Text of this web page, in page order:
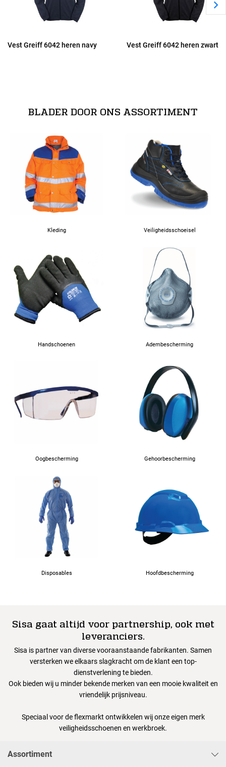
Vest Greiff 6042 heren navy Vest Greiff 6042 heren zwart
BLADER DOOR ONS ASSORTIMENT
Kleding Veiligheidsschoeisel
Handschoenen Adembescherming
Oogbescherming Gehoorbescherming
Disposables Hoofdbescherming
Sisa gaat altijd voor partnership, ook met
leveranciers.
Sisa is partner van diverse vooraanstaande fabrikanten. Samen
versterken we elkaars slagkracht om de klant een top-
dienstverlening te bieden.
Ook bieden wij u minder bekende merken van een mooie kwaliteit en
vriendelijk prijsniveau.
Speciaal voor de flexmarkt ontwikkelen wij onze eigen merk
veiligheidsschoenen en werkbroek.
Assortiment